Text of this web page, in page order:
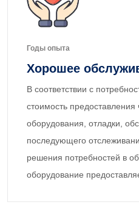
Годы опыта
Хорошее
В соответствии с
стоимость предоставления
оборудования, отладки,
последующего
решения потребностей в
оборудование